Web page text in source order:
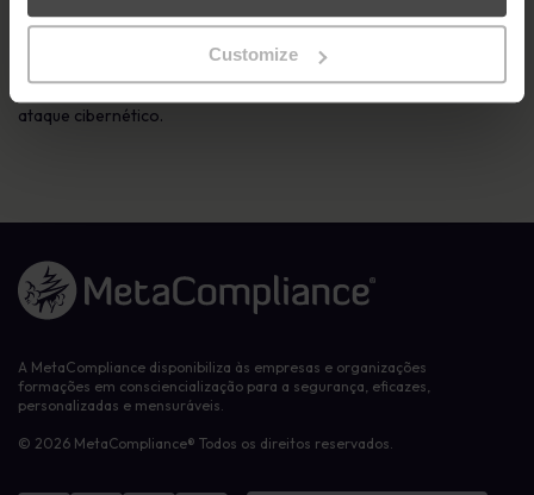
Customize
minimizar o risco dos cibercriminosos”, acrescentou.
hoje para obteres mais informações sobre
ataque cibernético.
Ligação à página inicial
A MetaCompliance disponibiliza às empresas e organizações
formações em consciencialização para a segurança, eficazes,
personalizadas e mensuráveis.
© 2026 MetaCompliance® Todos os direitos reservados.